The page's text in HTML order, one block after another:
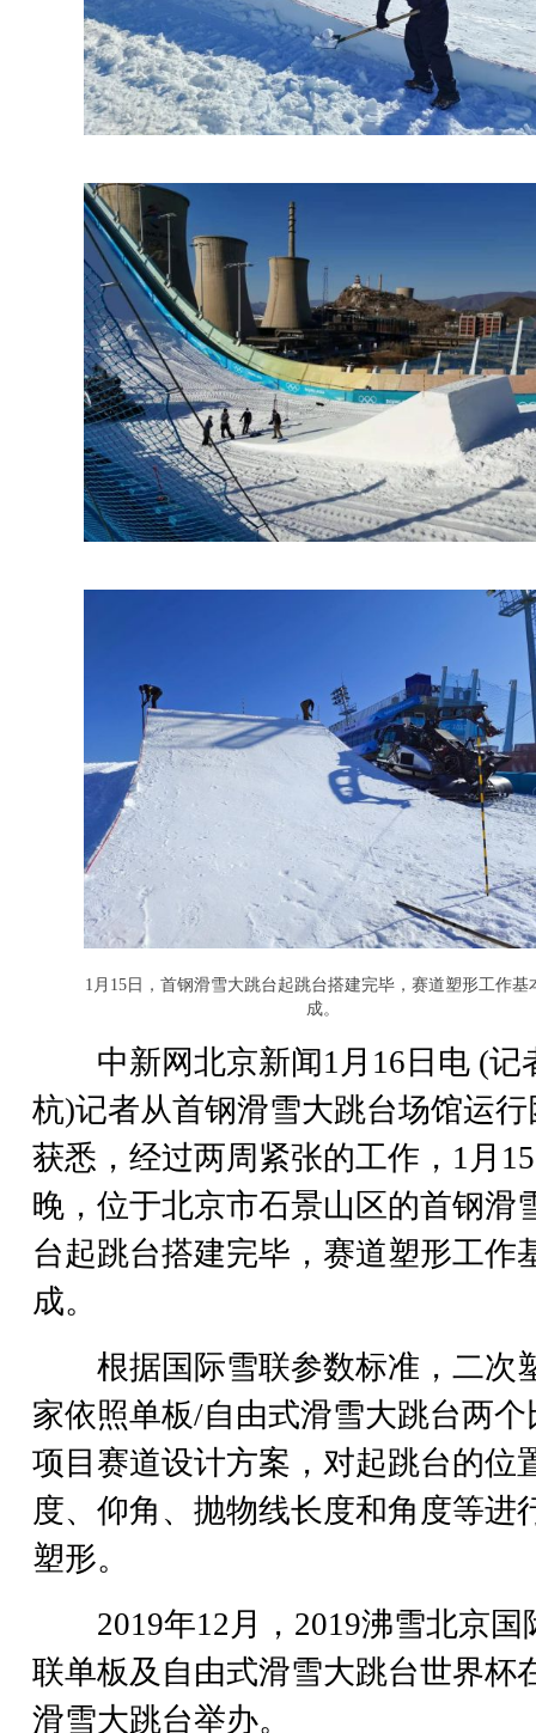
1月15日，首钢滑雪大跳台起跳台搭建完毕，赛道塑形工作基
成。
中新网北京新闻1月16日电 (记
杭)记者从首钢滑雪大跳台场馆运行
获悉，经过两周紧张的工作，1月
晚，位于北京市石景山区的首钢滑
台起跳台搭建完毕，赛道塑形工作
成。
根据国际雪联参数标准，二次
家依照单板/自由式滑雪大跳台两个
项目赛道设计方案，对起跳台的位
度、仰角、抛物线长度和角度等进
塑形。
2019年12月，2019沸雪北京国
联单板及自由式滑雪大跳台世界杯
滑雪大跳台举办。